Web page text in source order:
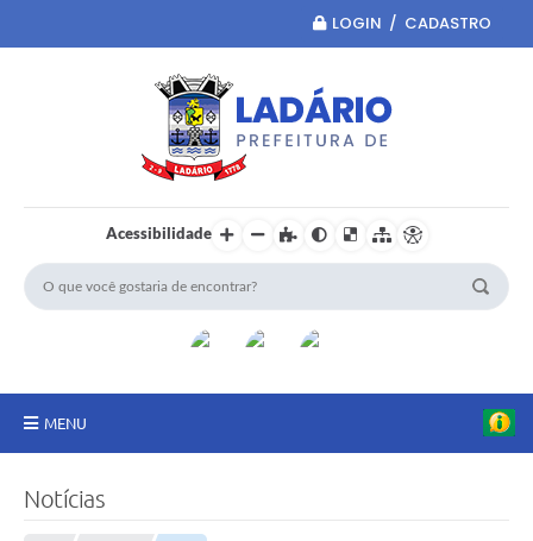
LOGIN / CADASTRO
Acessibilidade
MENU
Notícias